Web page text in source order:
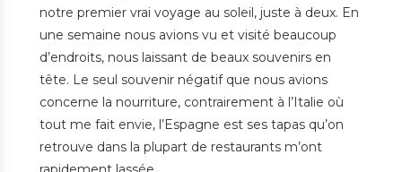
notre premier vrai voyage au soleil, juste à deux. En
une semaine nous avions vu et visité beaucoup
d’endroits, nous laissant de beaux souvenirs en
tête. Le seul souvenir négatif que nous avions
concerne la nourriture, contrairement à l’Italie où
tout me fait envie, l’Espagne est ses tapas qu’on
retrouve dans la plupart de restaurants m’ont